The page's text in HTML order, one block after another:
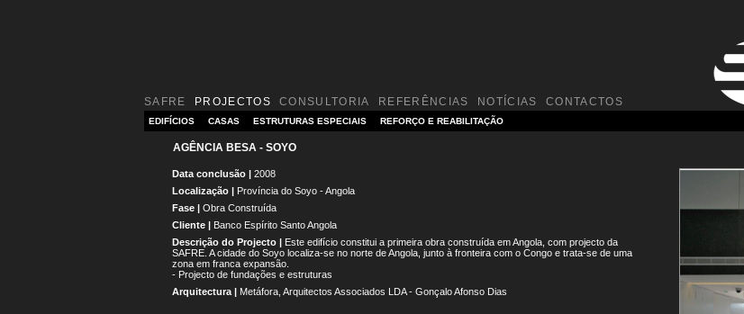
SAFRE PROJECTOS CONSULTORIA REFERÊNCIAS NOTÍCIAS CONTACTOS
EDIFÍCIOS CASAS ESTRUTURAS ESPECIAIS REFORÇO E REABILITAÇÃO
AGÊNCIA BESA - SOYO
Data conclusão | 2008
Localização | Província do Soyo - Angola
Fase | Obra Construída
Cliente | Banco Espírito Santo Angola
Descrição do Projecto | Este edifício constitui a primeira obra construída em Angola, com projecto da
SAFRE. A cidade do Soyo localiza-se no norte de Angola, junto à fronteira com o Congo e trata-se de uma
zona em franca expansão.
- Projecto de fundações e estruturas
Arquitectura | Metáfora, Arquitectos Associados LDA - Gonçalo Afonso Dias